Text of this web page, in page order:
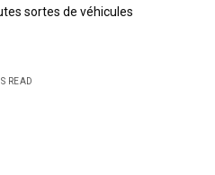
sortes de véhicules
READ